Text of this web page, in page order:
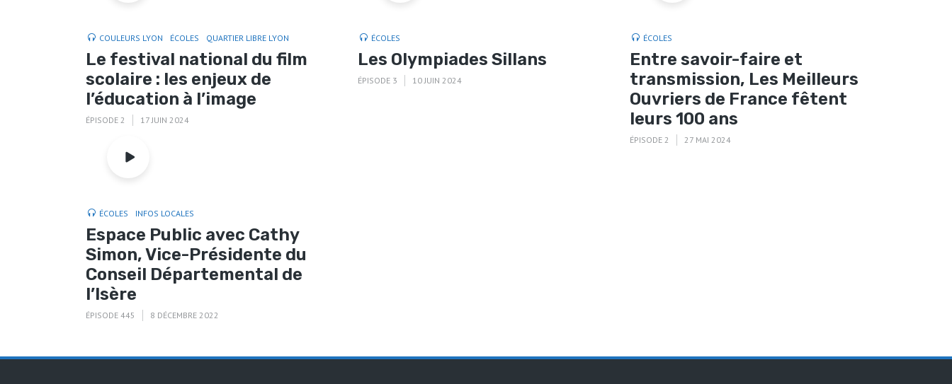
COULEURS LYON ÉCOLES QUARTIER LIBRE LYON
Le festival national du film
scolaire : les enjeux de
l’éducation à l’image
ÉPISODE 2 17 JUIN 2024
ÉCOLES
Les Olympiades Sillans
ÉPISODE 3 10 JUIN 2024
ÉCOLES
Entre savoir-faire et
transmission, Les Meilleurs
Ouvriers de France fêtent
leurs 100 ans
ÉPISODE 2 27 MAI 2024
ÉCOLES INFOS LOCALES
Espace Public avec Cathy
Simon, Vice-Présidente du
Conseil Départemental de
l’Isère
ÉPISODE 445 8 DÉCEMBRE 2022